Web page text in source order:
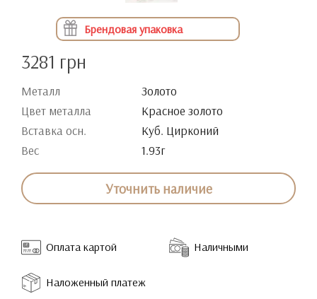
Брендовая упаковка
3281 грн
Металл
Золото
Цвет металла
Красное золото
Вставка осн.
Куб. Цирконий
Вес
1.93г
Уточнить наличие
Оплата картой Наличными
Наложенный платеж